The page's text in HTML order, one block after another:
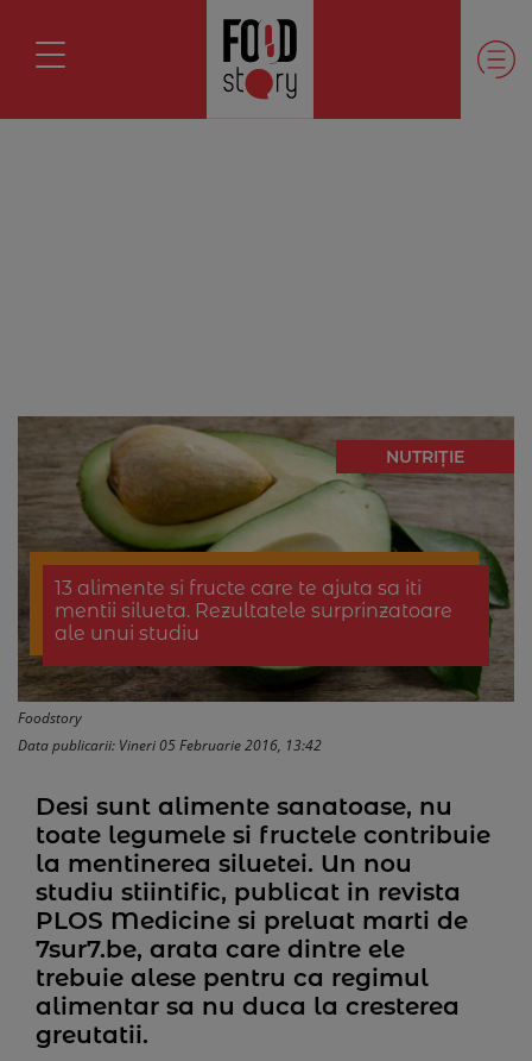
NUTRIȚIE
13 alimente si fructe care te ajuta sa iti
mentii silueta. Rezultatele surprinzatoare
ale unui studiu
Foodstory
Data publicarii: Vineri 05 Februarie 2016, 13:42
Desi sunt alimente sanatoase, nu
toate legumele si fructele contribuie
la mentinerea siluetei. Un nou
studiu stiintific, publicat in revista
PLOS Medicine si preluat marti de
7sur7.be, arata care dintre ele
trebuie alese pentru ca regimul
alimentar sa nu duca la cresterea
greutatii.